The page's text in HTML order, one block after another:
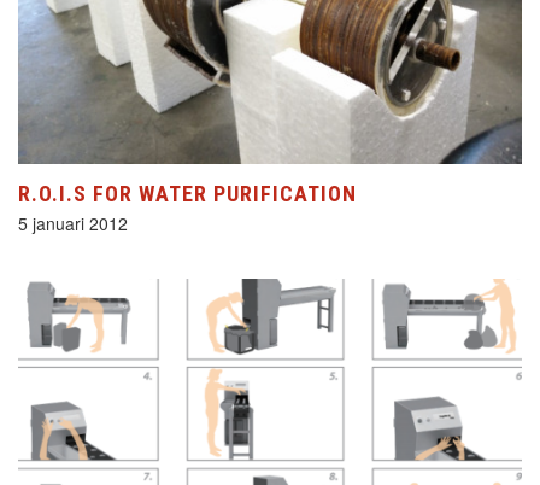
R.O.I.S FOR WATER PURIFICATION
5 januari 2012